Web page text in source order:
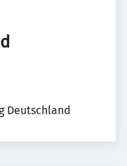
Deutschland